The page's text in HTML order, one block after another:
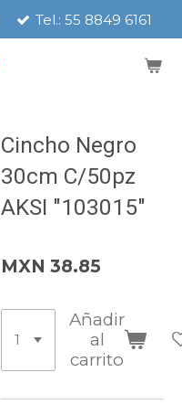
Tel.: 55 8849 6161
Cincho Negro
30cm C/50pz
AKSI "103015"
MXN 38.85
Añadir
al
carrito